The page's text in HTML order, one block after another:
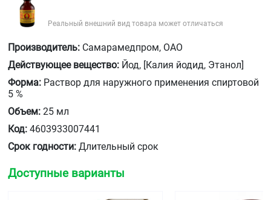
Реальный внешний вид товара может отличаться
Производитель: Самарамедпром, ОАО
Действующее вещество: Йод, [Калия йодид, Этанол]
Форма: Раствор для наружного применения спиртовой
5 %
Объем: 25 мл
Код: 4603933007441
Срок годности: Длительный срок
Доступные варианты